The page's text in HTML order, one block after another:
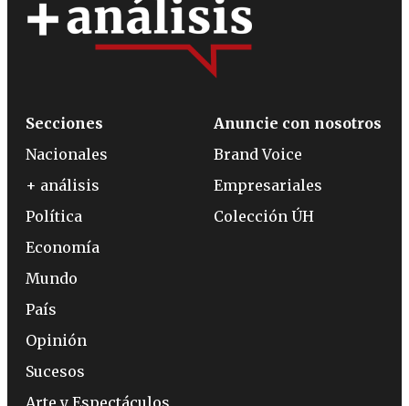
Secciones
Nacionales
+ análisis
Política
Economía
Mundo
País
Opinión
Sucesos
Arte y Espectáculos
Anuncie con nosotros
Brand Voice
Empresariales
Colección ÚH